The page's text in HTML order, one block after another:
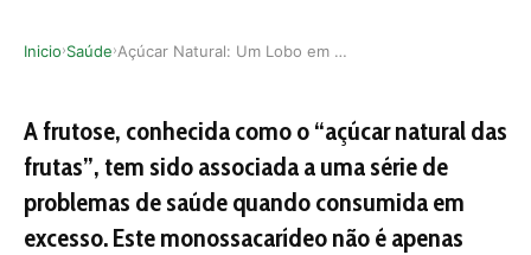
Inicio›Saúde› Açúcar Natural: Um Lobo em Pele de Cordeiro?
A frutose, conhecida como o “açúcar natural das
frutas”, tem sido associada a uma série de
problemas de saúde quando consumida em
excesso. Este monossacarídeo não é apenas